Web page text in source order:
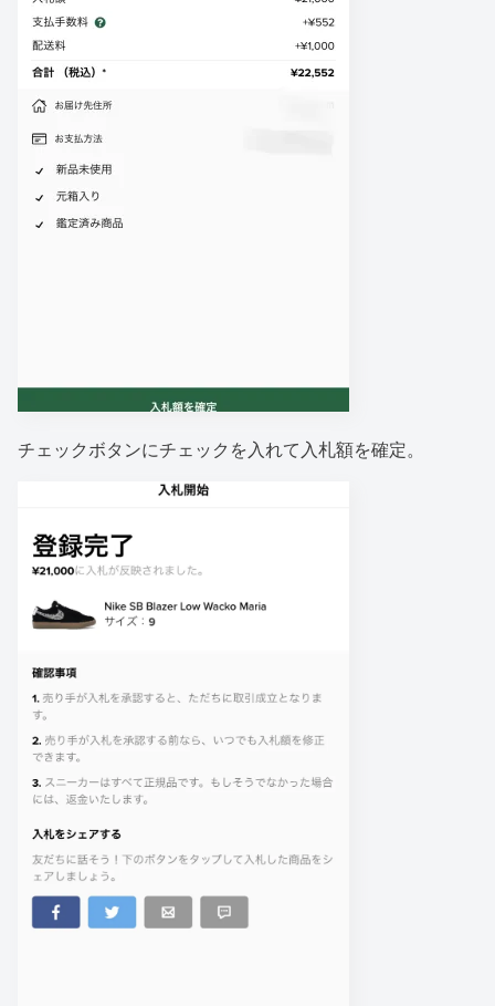
チェックボタンにチェックを入れて入札額を確定。